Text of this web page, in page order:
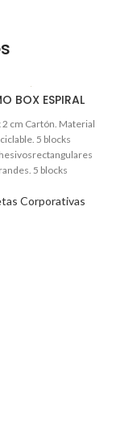
BOX ESPIRAL
Corporativas
2 cm Cartón. Material
5 blocks
5 blocks
Anillado.